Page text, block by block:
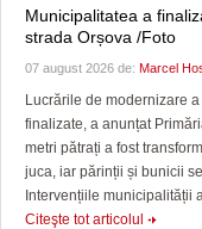
Municipalitatea a
strada Orșova /Foto
07 august 2026 de: Marcel
Lucrările de modernizare
finalizate, a anunțat
metri pătrați a fost
juca, iar părinții și bunicii
Intervențiile municipalității
Citeşte tot articolul